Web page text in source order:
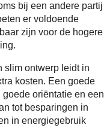
bij een andere partij
er voldoende
zijn voor de hogere
slim ontwerp leidt in
kosten. Een goede
oriëntatie en een
tot besparingen in
in energiegebruik